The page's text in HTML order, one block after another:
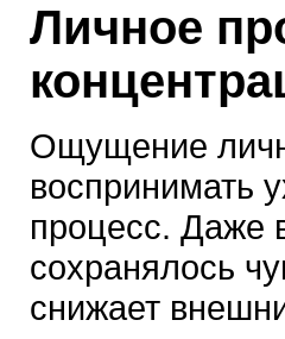
Личное
Ощущение
воспринимать
процесс. Даже
сохранялось
снижает